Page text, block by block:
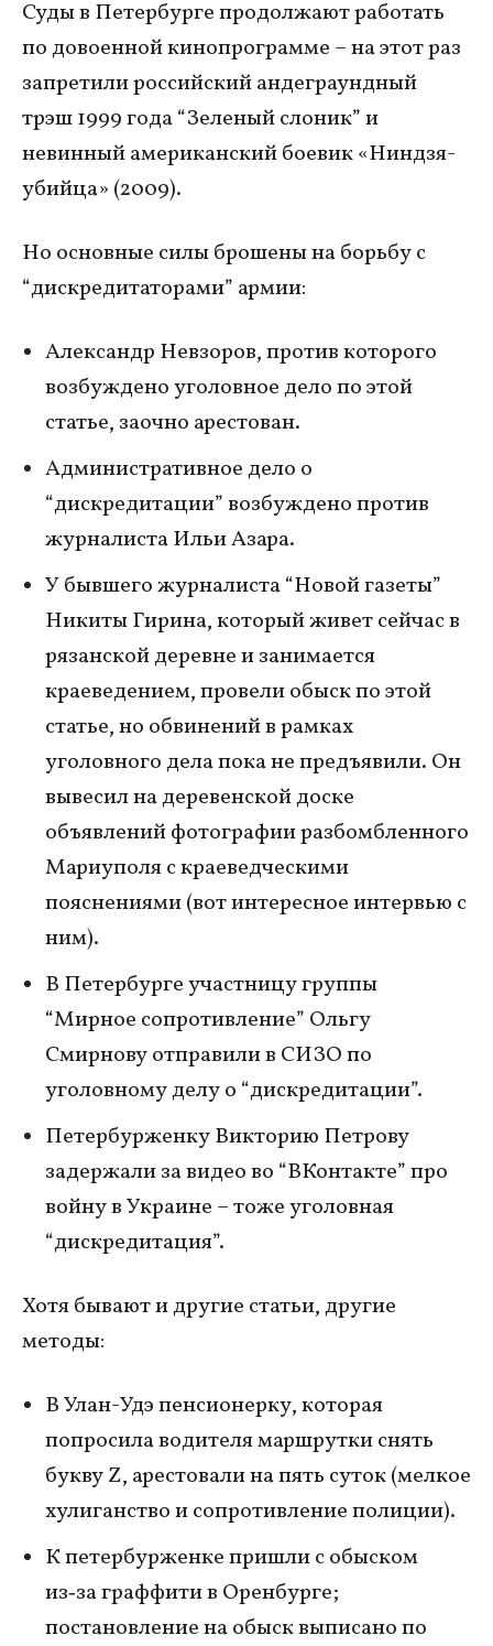
Суды в Петербурге продолжают работать
по довоенной кинопрограмме – на этот раз
запретили российский андеграундный
трэш 1999 года “Зеленый слоник” и
невинный американский боевик «Ниндзя-
убийца» (2009).
Но основные силы брошены на борьбу с
“дискредитаторами” армии:
Александр Невзоров, против которого
возбуждено уголовное дело по этой
статье, заочно арестован.
Административное дело о
“дискредитации” возбуждено против
журналиста Ильи Азара.
У бывшего журналиста “Новой газеты”
Никиты Гирина, который живет сейчас в
рязанской деревне и занимается
краеведением, провели обыск по этой
статье, но обвинений в рамках
уголовного дела пока не предъявили. Он
вывесил на деревенской доске
объявлений фотографии разбомбленного
Мариуполя с краеведческими
пояснениями (вот интересное интервью с
ним).
В Петербурге участницу группы
“Мирное сопротивление” Ольгу
Смирнову отправили в СИЗО по
уголовному делу о “дискредитации”.
Петербурженку Викторию Петрову
задержали за видео во “ВКонтакте” про
войну в Украине – тоже уголовная
“дискредитация”.
Хотя бывают и другие статьи, другие
методы:
В Улан-Удэ пенсионерку, которая
попросила водителя маршрутки снять
букву Z, арестовали на пять суток (мелкое
хулиганство и сопротивление полиции).
К петербурженке пришли с обыском
из‑за граффити в Оренбурге;
постановление на обыск выписано по